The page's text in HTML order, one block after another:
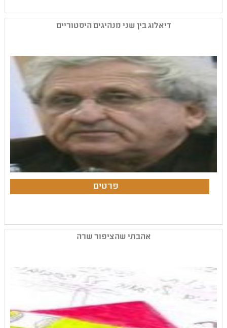
דיאלוג בין שני מנהיגים היסטוריים
אהבתי שהציפור שרה